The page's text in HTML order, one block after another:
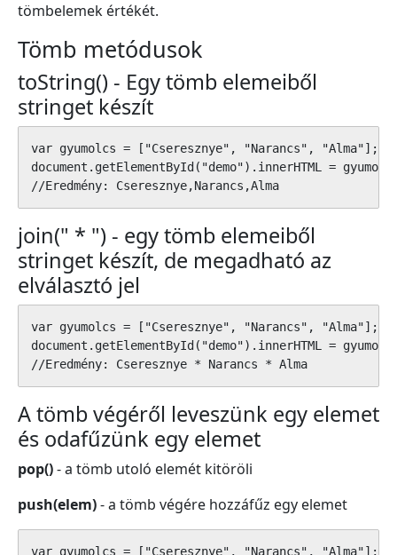
tömbelemek értékét.
Tömb metódusok
toString() - Egy tömb elemeiből
stringet készít
var gyumolcs = ["Cseresznye", "Narancs", "Alma"];
document.getElementById("demo").innerHTML =
//Eredmény: Cseresznye,Narancs,Alma
join(" * ") - egy tömb elemeiből
stringet készít, de megadható az
elválasztó jel
var gyumolcs = ["Cseresznye", "Narancs", "Alma"];
document.getElementById("demo").innerHTML =
//Eredmény: Cseresznye * Narancs * Alma
A tömb végéről leveszünk egy elemet
és odafűzünk egy elemet
pop()- a tömb utoló elemét kitöröli
push(elem)- a tömb végére hozzáfűz egy elemet
var gyumolcs = ["Cseresznye", "Narancs", "Alma"];